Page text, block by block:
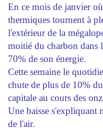
En ce mois de janvier
thermiques tournent à
l'extérieur de la
moitié du charbon dans
70% de son énergie.
Cette semaine le
chute de plus de 10%
capitale au cours des
Une baisse s'expliquant
de l'air.